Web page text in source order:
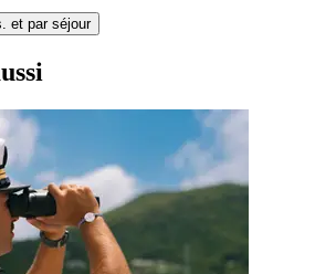
et par séjour